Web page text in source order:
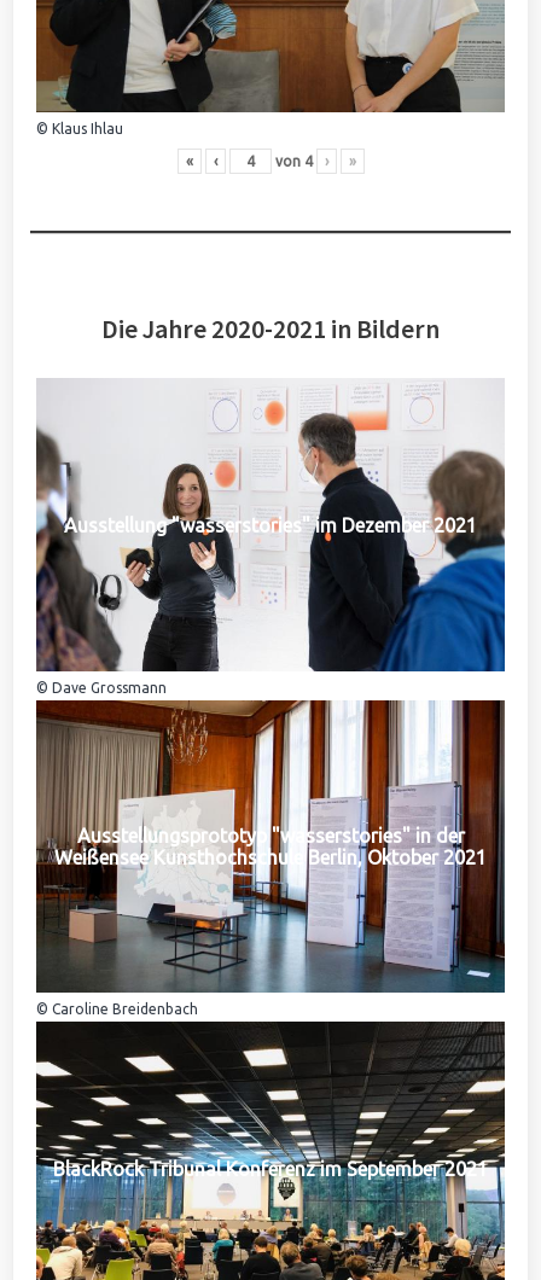
© Klaus Ihlau
« ‹ von 4 › »
Die Jahre 2020-2021 in Bildern
Ausstellung "wasserstories" im Dezember 2021
© Dave Grossmann
Ausstellungsprototyp "wasserstories" in der
Weißensee Kunsthochschule Berlin, Oktober 2021
© Caroline Breidenbach
BlackRock Tribunal Konferenz im September 2021